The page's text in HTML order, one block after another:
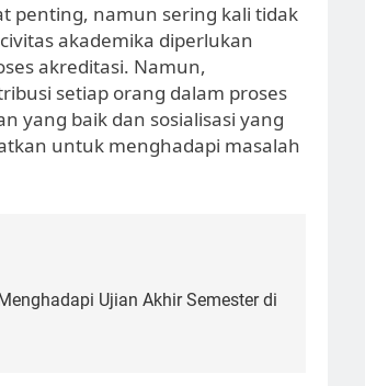
penting, namun sering kali tidak
akademika diperlukan
akreditasi. Namun,
setiap orang dalam proses
yang baik dan sosialisasi yang
untuk menghadapi masalah
Ujian Akhir Semester di